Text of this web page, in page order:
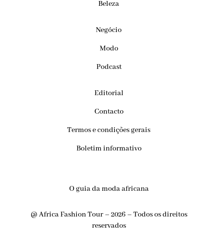
Beleza
Negócio
Modo
Podcast
Editorial
Contacto
Termos e condições gerais
Boletim informativo
O guia da moda africana
@ Africa Fashion Tour – 2026 – Todos os direitos
reservados